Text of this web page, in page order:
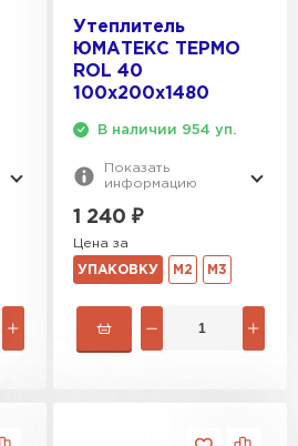
Утеплитель
ЮМАТЕКС ТЕРМО
ROL 40
100х200х1480
В наличии 954 уп.
Показать
информацию
1 240 ₽
Цена за
УПАКОВКУ М2 М3